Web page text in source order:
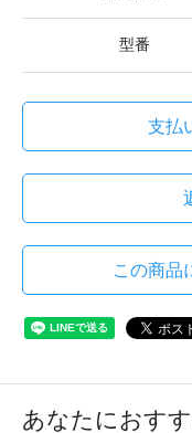
型番
支払
この商品
あなたにおす